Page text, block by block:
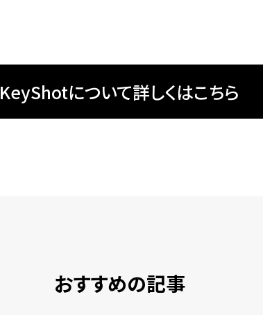
KeyShotについて詳しくはこちら
おすすめの記事